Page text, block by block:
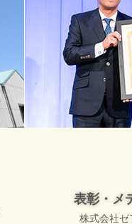
表彰・メ
株式会社ゼ